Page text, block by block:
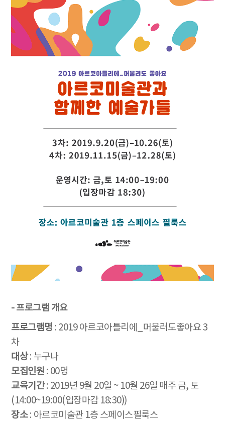
- 프로그램 개요
프로그램명 : 2019 아르코아틀리에_머물러도좋아요 3
차
대상: 누구나
모집인원 : 00명
교육기간: 2019년 9월 20일 ~ 10월 26일 매주 금, 토
(14:00~19:00(입장마감 18:30))
장소: 아르코미술관 1층 스페이스필룩스